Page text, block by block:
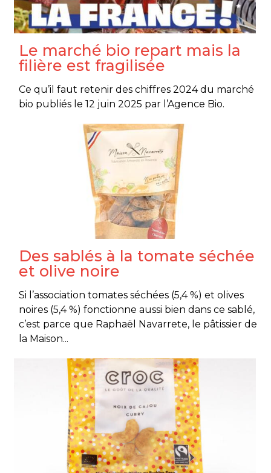
Le marché bio repart mais la
filière est fragilisée
Ce qu’il faut retenir des chiffres 2024 du marché
bio publiés le 12 juin 2025 par l’Agence Bio.
Des sablés à la tomate séchée
et olive noire
Si l’association tomates séchées (5,4 %) et olives
noires (5,4 %) fonctionne aussi bien dans ce sablé,
c’est parce que Raphaël Navarrete, le pâtissier de
la Maison...